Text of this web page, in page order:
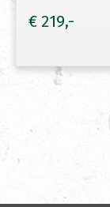
€ 219